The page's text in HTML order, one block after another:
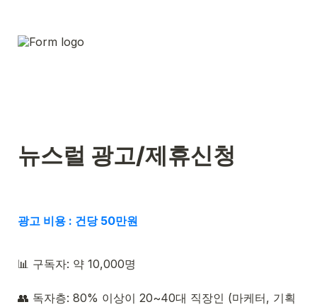
광고 비용 : 건당 50만원
📊 구독자: 약 10,000명
👥 독자층: 80% 이상이 20~40대 직장인 (마케터, 기획